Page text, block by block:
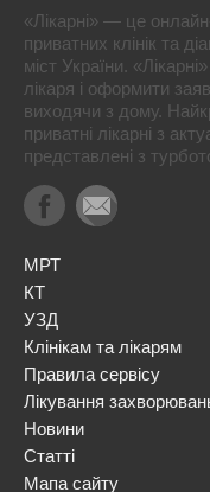
«Лікарні» — це
приватних клінік та
міст України.
лікаря і оформити
виходячи з дому.
приватні лікарні з
представлені з
МРТ
КТ
УЗД
Клінікам та лікарям
Правила сервісу
Лікування
Новини
Статті
Мапа сайту